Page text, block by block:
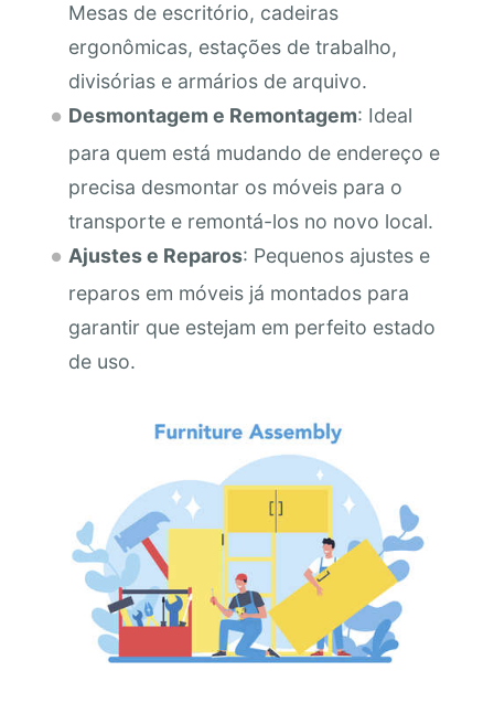
Mesas de escritório, cadeiras
ergonômicas, estações de trabalho,
divisórias e armários de arquivo.
Desmontagem e Remontagem: Ideal
para quem está mudando de endereço e
precisa desmontar os móveis para o
transporte e remontá-los no novo local.
Ajustes e Reparos: Pequenos ajustes e
reparos em móveis já montados para
garantir que estejam em perfeito estado
de uso.